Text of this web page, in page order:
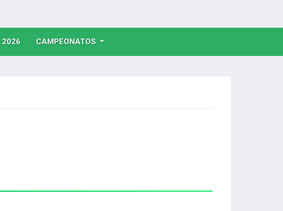
2026(CURRENT)
CAMPEONATOS